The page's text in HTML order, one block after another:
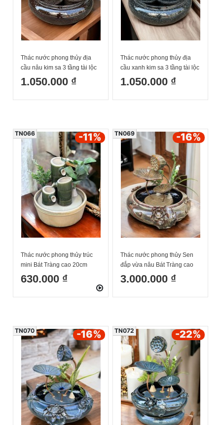
Thác nước phong thủy địa
cầu nâu kim sa 3 tầng tài lộc
Bát Tràng
1.050.000 ₫
Thác nước phong thủy địa
cầu xanh kim sa 3 tầng tài lộc
Bát Tràng
1.050.000 ₫
Thác nước phong thủy trúc
mini Bát Tràng cao 20cm
630.000 ₫
TN066 -11%
Thác nước phong thủy Sen
đắp vừa nâu Bát Tràng cao
35cm
3.000.000 ₫
TN069 -16%
TN070 -16% TN072 -22%